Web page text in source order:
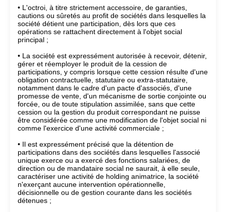
• L'octroi, à titre strictement accessoire, de garanties,
cautions ou sûretés au profit de sociétés dans lesquelles la
société détient une participation, dès lors que ces
opérations se rattachent directement à l'objet social
principal ;
• La société est expressément autorisée à recevoir, détenir,
gérer et réemployer le produit de la cession de
participations, y compris lorsque cette cession résulte d'une
obligation contractuelle, statutaire ou extra-statutaire,
notamment dans le cadre d'un pacte d'associés, d'une
promesse de vente, d'un mécanisme de sortie conjointe ou
forcée, ou de toute stipulation assimilée, sans que cette
cession ou la gestion du produit correspondant ne puisse
être considérée comme une modification de l'objet social ni
comme l'exercice d'une activité commerciale ;
• Il est expressément précisé que la détention de
participations dans des sociétés dans lesquelles l'associé
unique exerce ou a exercé des fonctions salariées, de
direction ou de mandataire social ne saurait, à elle seule,
caractériser une activité de holding animatrice, la société
n'exerçant aucune intervention opérationnelle,
décisionnelle ou de gestion courante dans les sociétés
détenues ;